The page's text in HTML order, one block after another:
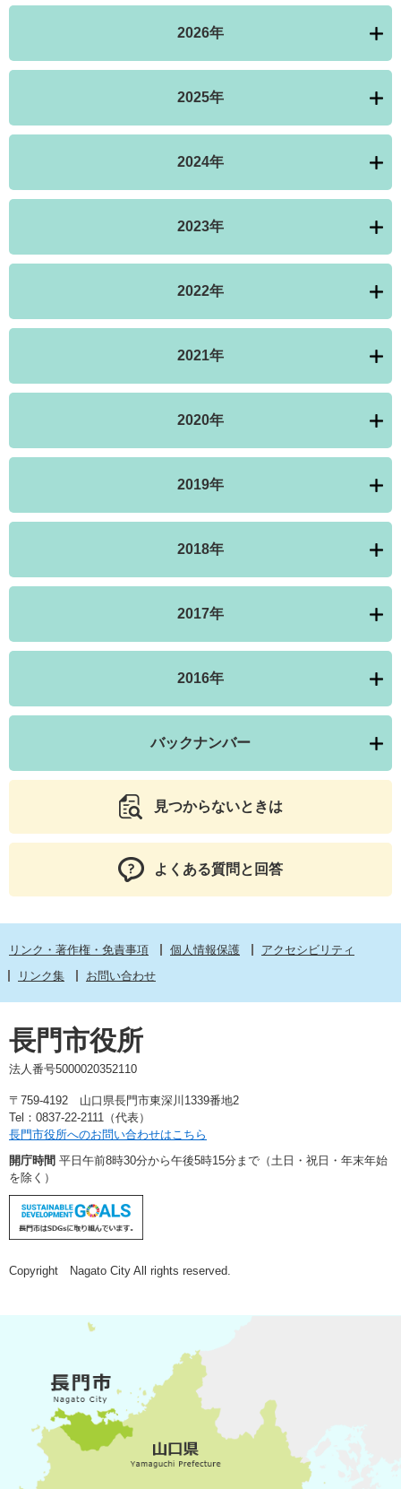
2026年
2025年
2024年
2023年
2022年
2021年
2020年
2019年
2018年
2017年
2016年
バックナンバー
見つからないときは
よくある質問と回答
リンク・著作権・免責事項 個人情報保護
アクセシビリティ
リンク集
お問い合わせ
長門市役所
法人番号5000020352110
〒759-4192 山口県長門市東深川1339番地2
Tel：0837-22-2111（代表）
長門市役所へのお問い合わせはこちら
開庁時間 平日午前8時30分から午後5時15分まで（土日・祝日・年末年始
を除く）
Copyright Nagato City All rights reserved.